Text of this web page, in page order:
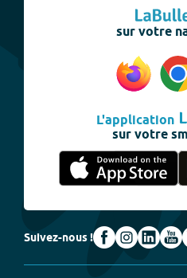
sur votre
L'application
sur votre
Suivez-nous !